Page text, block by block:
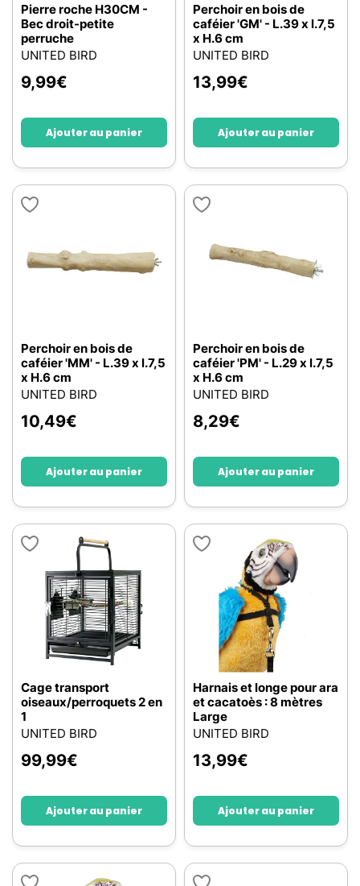
Pierre roche H30CM -
Bec droit-petite
perruche
UNITED BIRD
9,99€
Ajouter au panier
Perchoir en bois de
caféier 'GM' - L.39 x l.7,5
x H.6 cm
UNITED BIRD
13,99€
Ajouter au panier
Perchoir en bois de
caféier 'MM' - L.39 x l.7,5
x H.6 cm
UNITED BIRD
10,49€
Ajouter au panier
Perchoir en bois de
caféier 'PM' - L.29 x l.7,5
x H.6 cm
UNITED BIRD
8,29€
Ajouter au panier
Cage transport
oiseaux/perroquets 2 en
1
UNITED BIRD
99,99€
Ajouter au panier
Harnais et longe pour ara
et cacatoès : 8 mètres
Large
UNITED BIRD
13,99€
Ajouter au panier